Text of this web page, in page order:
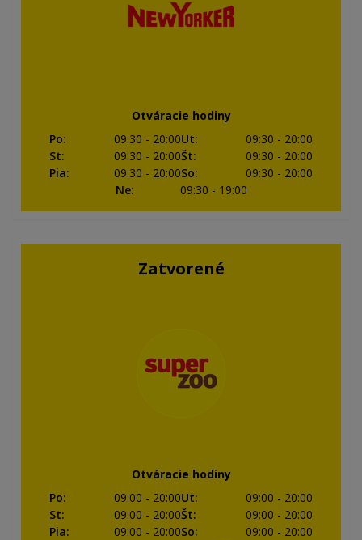
Otváracie hodiny
Po: 09:30 - 20:00Ut: 09:30 - 20:00
St: 09:30 - 20:00Št: 09:30 - 20:00
Pia: 09:30 - 20:00So: 09:30 - 20:00
Ne: 09:30 - 19:00
Zatvorené
Otváracie hodiny
Po: 09:00 - 20:00Ut: 09:00 - 20:00
St: 09:00 - 20:00Št: 09:00 - 20:00
Pia: 09:00 - 20:00So: 09:00 - 20:00